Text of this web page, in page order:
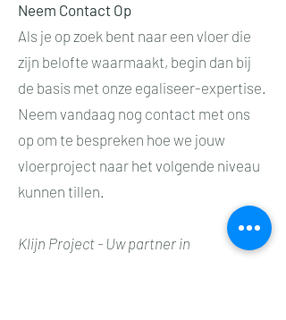
Neem Contact Op
Als je op zoek bent naar een vloer die
zijn belofte waarmaakt, begin dan bij
de basis met onze egaliseer-expertise.
Neem vandaag nog contact met ons
op om te bespreken hoe we jouw
vloerproject naar het volgende niveau
kunnen tillen.
Klijn Project - Uw partner in